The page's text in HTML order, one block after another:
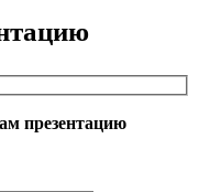
презентацию